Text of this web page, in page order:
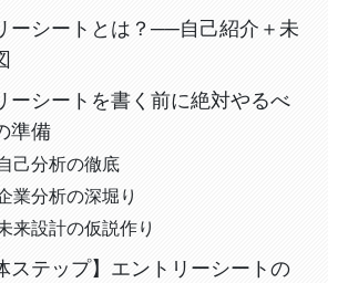
ーシートとは？──自己紹介＋未
ーシートを書く前に絶対やるべ
準備
分析の徹底
分析の深堀り
設計の仮説作り
ステップ】エントリーシートの